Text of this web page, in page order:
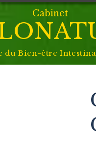
Cabinet
du Bien-être